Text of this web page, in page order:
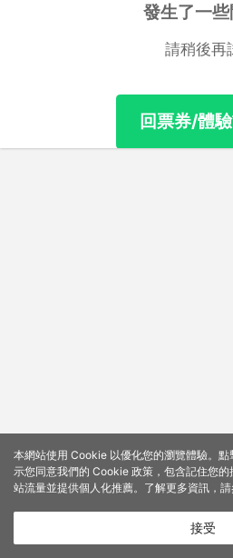
發生了一
請稍後再
回票券/體
本網站使用 Cookie 以優化您的瀏覽體驗。
示您同意我們的 Cookie 政策，包含記住您
站流量並提供個人化推薦。了解更多資訊，
接受